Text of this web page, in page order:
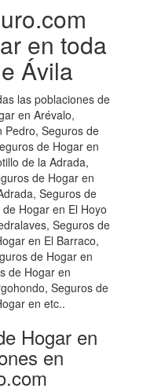
en toda
Ávila
las poblaciones de
en Arévalo,
Pedro, Seguros de
de Hogar en
de la Adrada,
de Hogar en
Seguros de
Hogar en El Hoyo
Seguros de
en El Barraco,
de Hogar en
de Hogar en
Seguros de
en etc..
Hogar en
en